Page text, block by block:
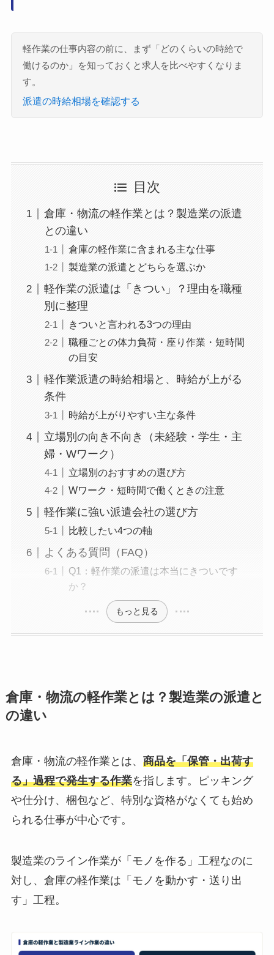
軽作業の仕事内容の前に、まず「どのくらいの時給で
働けるのか」を知っておくと求人を比べやすくなりま
す。
派遣の時給相場を確認する
目次
倉庫・物流の軽作業とは？製造業の派遣
との違い
倉庫の軽作業に含まれる主な仕事
製造業の派遣とどちらを選ぶか
軽作業の派遣は「きつい」？理由を職種
別に整理
きついと言われる3つの理由
職種ごとの体力負荷・座り作業・短時間
の目安
軽作業派遣の時給相場と、時給が上がる
条件
時給が上がりやすい主な条件
立場別の向き不向き（未経験・学生・主
婦・Wワーク）
立場別のおすすめの選び方
Wワーク・短時間で働くときの注意
軽作業に強い派遣会社の選び方
比較したい4つの軸
よくある質問（FAQ）
Q1：軽作業の派遣は本当にきついです
か？
もっと見る
倉庫・物流の軽作業とは？製造業の派遣と
の違い
倉庫・物流の軽作業とは、 商品を「保管・出荷す
る」過程で発生する作業を指します。ピッキング
や仕分け、梱包など、特別な資格がなくても始め
られる仕事が中心です。
製造業のライン作業が「モノを作る」工程なのに
対し、倉庫の軽作業は「モノを動かす・送り出
す」工程。